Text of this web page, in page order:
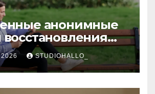
анонимные
и
подход
STUDIOHALLO_